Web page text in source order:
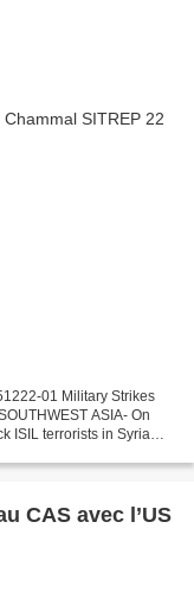
01 Military Strikes
ASIA- On
ISIL terrorists in Syria
CAS avec l’US